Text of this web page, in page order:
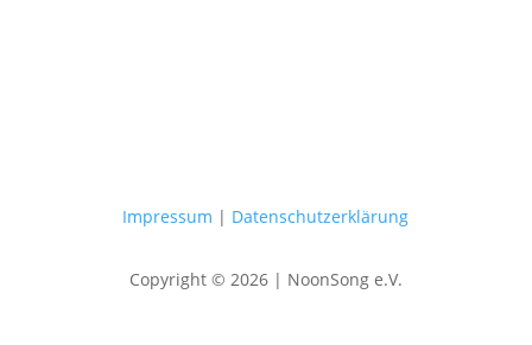
Impressum | Datenschutzerklärung
Copyright © 2026 | NoonSong e.V.